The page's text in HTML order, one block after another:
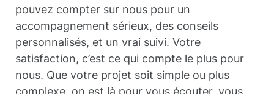
pouvez compter sur nous pour un
accompagnement sérieux, des conseils
personnalisés, et un vrai suivi. Votre
satisfaction, c’est ce qui compte le plus pour
nous. Que votre projet soit simple ou plus
complexe, on est là pour vous écouter, vous